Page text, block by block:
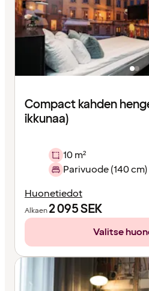
Compact kahden
ikkunaa)
10 m²
Parivuode (140 cm)
Huonetiedot
Alkaen2 095SEK
Valitse